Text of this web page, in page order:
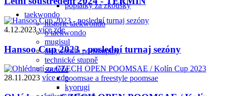
poplatky za zkoušky
taekwondo
historie taekwondo
o taekwondo
mugisul
taekwondo podskupiny
technické stupně
soutěže
poomsae a freestyle poomsae
kyorugi
4.12.2023více zde
Hansoo Cup 2023 - poslední turnaj sezóny
28.11.2023 více zde